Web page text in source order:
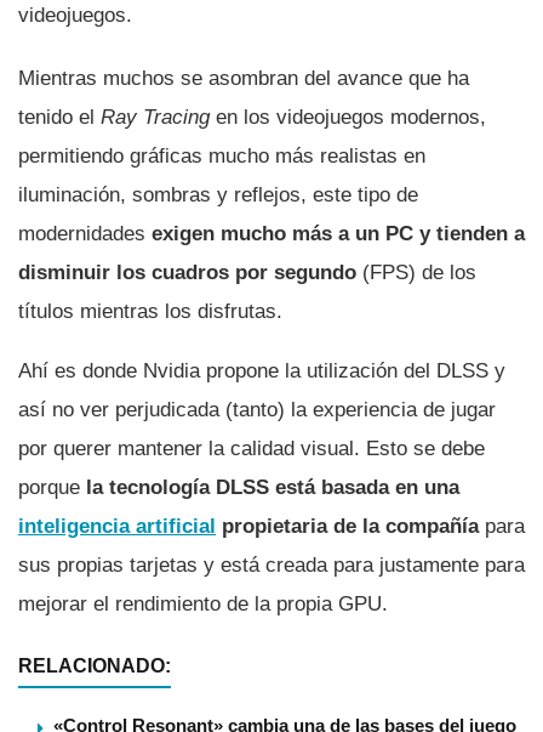
videojuegos.
Mientras muchos se asombran del avance que ha
tenido el Ray Tracing en los videojuegos modernos,
permitiendo gráficas mucho más realistas en
iluminación, sombras y reflejos, este tipo de
modernidades exigen mucho más a un PC y tienden a
disminuir los cuadros por segundo (FPS) de los
títulos mientras los disfrutas.
Ahí es donde Nvidia propone la utilización del DLSS y
así no ver perjudicada (tanto) la experiencia de jugar
por querer mantener la calidad visual. Esto se debe
porque la tecnología DLSS está basada en una
inteligencia artificial propietaria de la compañíapara
sus propias tarjetas y está creada para justamente para
mejorar el rendimiento de la propia GPU.
RELACIONADO:
«Control Resonant» cambia una de las bases del juego